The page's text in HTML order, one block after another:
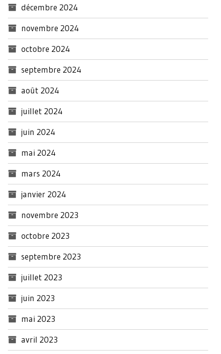
décembre 2024
novembre 2024
octobre 2024
septembre 2024
août 2024
juillet 2024
juin 2024
mai 2024
mars 2024
janvier 2024
novembre 2023
octobre 2023
septembre 2023
juillet 2023
juin 2023
mai 2023
avril 2023